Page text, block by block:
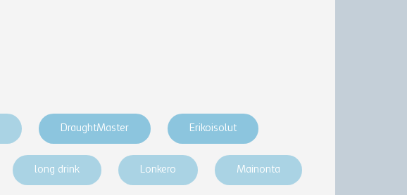
DraughtMaster Erikoisolut
long drink Lonkero Mainonta